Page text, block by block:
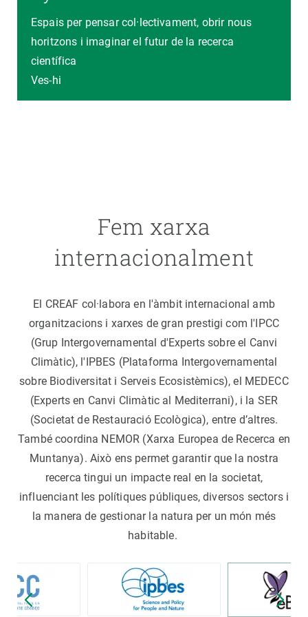
Espais per pensar col·lectivament, obrir nous
horitzons i imaginar el futur de la recerca
científica
Ves-hi
Fem xarxa
internacionalment
El CREAF col·labora en l'àmbit internacional amb
organitzacions i xarxes de gran prestigi com l'IPCC
(Grup Intergovernamental d'Experts sobre el Canvi
Climàtic), l'IPBES (Plataforma Intergovernamental
sobre Biodiversitat i Serveis Ecosistèmics), el MEDECC
(Experts en Canvi Climàtic al Mediterrani), i la SER
(Societat de Restauració Ecològica), entre d’altres.
També coordina NEMOR (Xarxa Europea de Recerca en
Muntanya). Això ens permet garantir que la nostra
recerca tingui un impacte real en la societat,
influenciant les polítiques públiques, diversos sectors i
la manera de gestionar la natura per un món més
habitable.